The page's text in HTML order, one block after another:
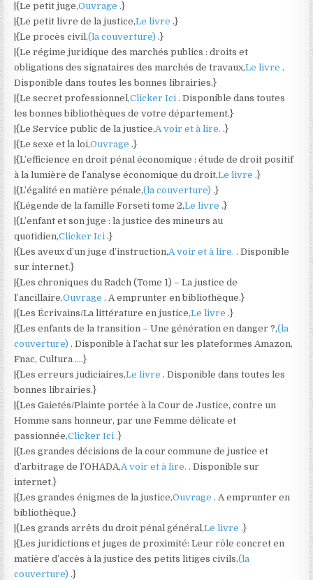
|{Le petit juge,Ouvrage.}
|{Le petit livre de la justice,Le livre.}
|{Le procès civil,(la couverture).}
|{Le régime juridique des marchés publics : droits et
obligations des signataires des marchés de travaux,Le livre.
Disponible dans toutes les bonnes librairies.}
|{Le secret professionnel,Clicker Ici. Disponible dans toutes
les bonnes bibliothèques de votre département.}
|{Le Service public de la justice,A voir et à lire..}
|{Le sexe et la loi,Ouvrage.}
|{L’efficience en droit pénal économique : étude de droit positif
à la lumière de l’analyse économique du droit,Le livre.}
|{L’égalité en matière pénale,(la couverture).}
|{Légende de la famille Forseti tome 2,Le livre.}
|{L’enfant et son juge : la justice des mineurs au
quotidien,Clicker Ici.}
|{Les aveux d’un juge d’instruction,A voir et à lire.. Disponible
sur internet.}
|{Les chroniques du Radch (Tome 1) – La justice de
l’ancillaire,Ouvrage. A emprunter en bibliothèque.}
|{Les Écrivains/La littérature en justice,Le livre.}
|{Les enfants de la transition – Une génération en danger ?,(la
couverture). Disponible à l’achat sur les plateformes Amazon,
Fnac, Cultura ….}
|{Les erreurs judiciaires,Le livre. Disponible dans toutes les
bonnes librairies.}
|{Les Gaietés/Plainte portée à la Cour de Justice, contre un
Homme sans honneur, par une Femme délicate et
passionnée,Clicker Ici.}
|{Les grandes décisions de la cour commune de justice et
d’arbitrage de l’OHADA,A voir et à lire.. Disponible sur
internet.}
|{Les grandes énigmes de la justice,Ouvrage. A emprunter en
bibliothèque.}
|{Les grands arrêts du droit pénal général,Le livre.}
|{Les juridictions et juges de proximité: Leur rôle concret en
matière d’accès à la justice des petits litiges civils,(la
couverture).}